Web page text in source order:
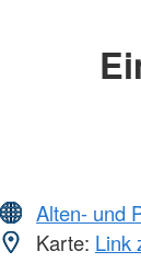
Alten- und
Karte: Link